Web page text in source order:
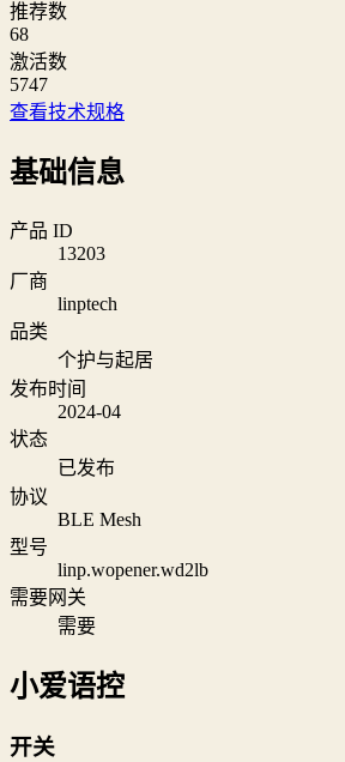
推荐数
68
激活数
5747
查看技术规格
基础信息
产品 ID
13203
厂商
linptech
品类
个护与起居
发布时间
2024-04
状态
已发布
协议
BLE Mesh
型号
linp.wopener.wd2lb
需要网关
需要
小爱语控
开关